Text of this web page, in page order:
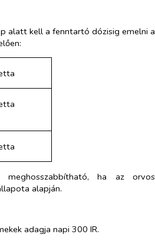
alatt kell a fenntartó dózisig emelni a
meghosszabbítható, ha az orvos
alapján.
adagja napi 300 IR.